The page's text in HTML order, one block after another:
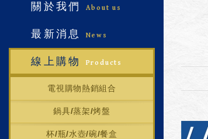
關於我們 About us
最新消息 News
線上購物 Products
電視購物熱銷組合
鍋具/蒸架/烤盤
杯/瓶/水壺/碗/餐盒